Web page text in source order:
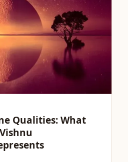
Qualities: What